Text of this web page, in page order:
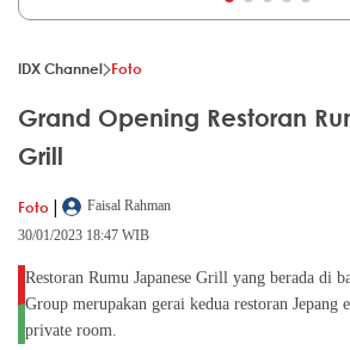
IDX Channel Foto
Grand Opening Restoran
Grill
Foto |
Faisal Rahman
30/01/2023 18:47 WIB
Restoran Rumu Japanese Grill yang berada di
Group merupakan gerai kedua restoran Jepang
private room.